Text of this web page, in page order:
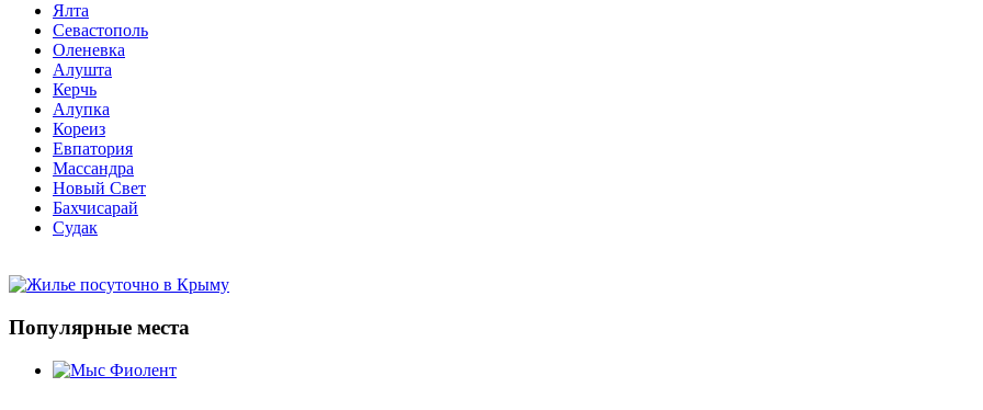
Ялта
Севастополь
Оленевка
Алушта
Керчь
Алупка
Кореиз
Евпатория
Массандра
Новый Свет
Бахчисарай
Судак
Популярные места